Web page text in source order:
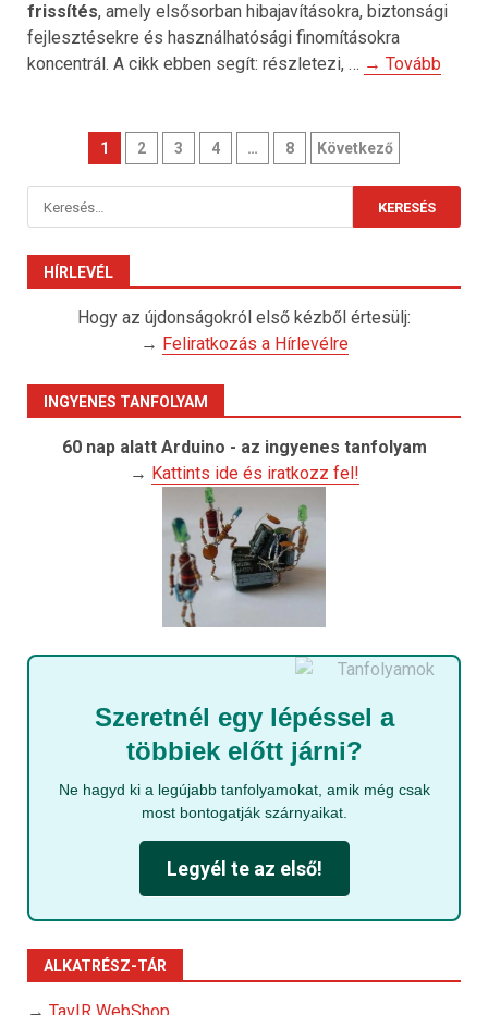
frissítés, amely elsősorban hibajavításokra, biztonsági
fejlesztésekre és használhatósági finomításokra
koncentrál. A cikk ebben segít: részletezi, … → Tovább
Bejegyzések
lapozása
1 2 3 4 … 8 Következő
Keresés:
HÍRLEVÉL
Hogy az újdonságokról első kézből értesülj:
→ Feliratkozás a Hírlevélre
INGYENES TANFOLYAM
60 nap alatt Arduino - az ingyenes tanfolyam
→ Kattints ide és iratkozz fel!
Szeretnél egy lépéssel a
többiek előtt járni?
Ne hagyd ki a legújabb tanfolyamokat, amik még csak
most bontogatják szárnyaikat.
Legyél te az első!
ALKATRÉSZ-TÁR